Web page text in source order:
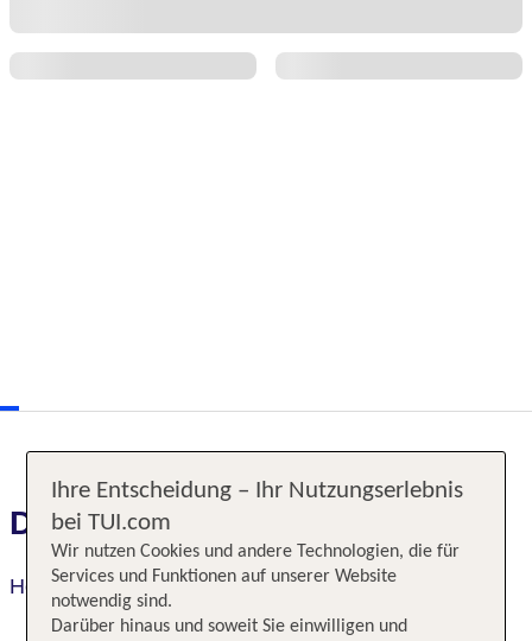
Das erwartet Sie
Hotel Miramare Stabia
Ihre Entscheidung – Ihr Nutzungserlebnis
bei TUI.com
Wir nutzen Cookies und andere Technologien, die für
Services und Funktionen auf unserer Website
notwendig sind.
Darüber hinaus und soweit Sie einwilligen und